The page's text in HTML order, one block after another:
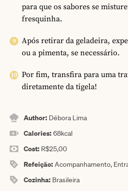
para que os sabores se
fresquinha.
Após retirar da geladeira,
ou a pimenta, se necessário.
Por fim, transfira para uma
diretamente da tigela!
Author: Débora Lima
Calories:68kcal
Cost: R$25,00
Refeição:Acompanhamento,
Cozinha: Brasileira